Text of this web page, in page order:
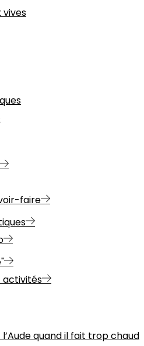
vives
faire
activités
quand il fait trop chaud